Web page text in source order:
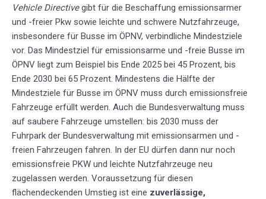
Vehicle Directivegibt für die Beschaffung emissionsarmer
und -freier Pkw sowie leichte und schwere Nutzfahrzeuge,
insbesondere für Busse im ÖPNV, verbindliche Mindestziele
vor. Das Mindestziel für emissionsarme und -freie Busse im
ÖPNV liegt zum Beispiel bis Ende 2025 bei 45 Prozent, bis
Ende 2030 bei 65 Prozent. Mindestens die Hälfte der
Mindestziele für Busse im ÖPNV muss durch emissionsfreie
Fahrzeuge erfüllt werden. Auch die Bundesverwaltung muss
auf saubere Fahrzeuge umstellen: bis 2030 muss der
Fuhrpark der Bundesverwaltung mit emissionsarmen und -
freien Fahrzeugen fahren. In der EU dürfen dann nur noch
emissionsfreie PKW und leichte Nutzfahrzeuge neu
zugelassen werden. Voraussetzung für diesen
flächendeckenden Umstieg ist eine zuverlässige,